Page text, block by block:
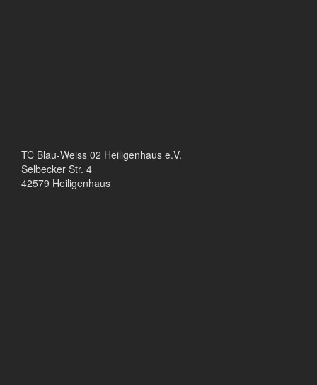
TC Blau-Weiss 02 Heiligenhaus e.V.
Selbecker Str. 4
42579 Heiligenhaus